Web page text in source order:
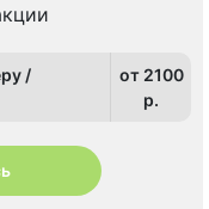
/
от 2100
p.